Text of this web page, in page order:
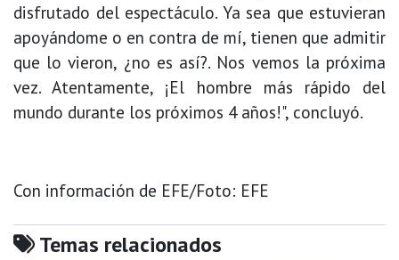
disfrutado del espectáculo. Ya sea que estuvieran
apoyándome o en contra de mí, tienen que admitir
que lo vieron, ¿no es así?. Nos vemos la próxima
vez. Atentamente, ¡El hombre más rápido del
mundo durante los próximos 4 años!", concluyó.
Con información de EFE/Foto: EFE
Temas relacionados